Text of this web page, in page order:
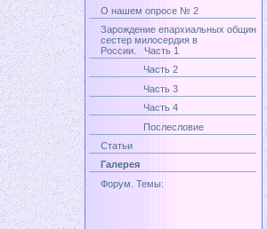
О нашем опросе № 2
Зарождение епархиальных общин
сестер милосердия в
России. Часть 1
Часть 2
Часть 3
Часть 4
Послесловие
Статьи
Галерея
Форум. Темы: